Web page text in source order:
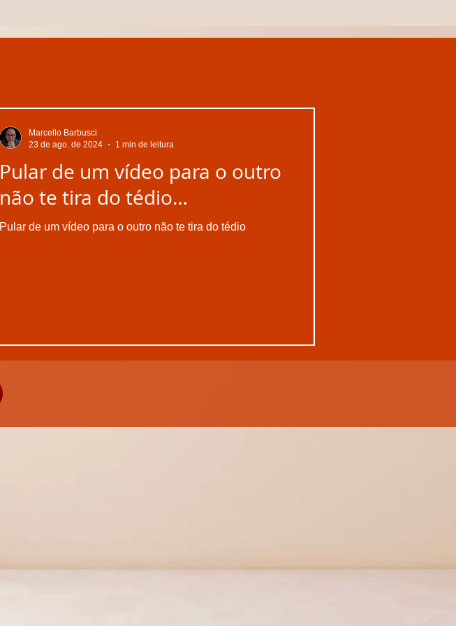
Pular de um vídeo para o outro
não te tira do tédio…
Pular de um vídeo para o outro não te tira do tédio
Marcello Barbusci
23 de ago. de 2024
1 min de leitura